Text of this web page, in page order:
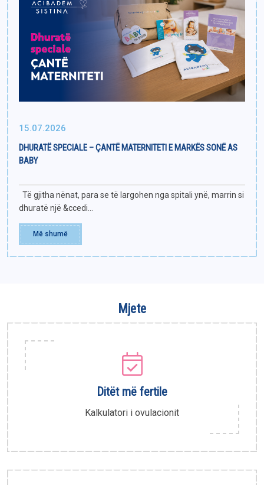
15.07.2026
DHURATË SPECIALE – ÇANTË MATERNITETI E MARKËS SONË AS
BABY
Të gjitha nënat, para se të largohen nga spitali ynë, marrin si
dhuratë një &ccedi...
Më shumë
Mjete
Ditët më fertile
Kalkulatori i ovulacionit